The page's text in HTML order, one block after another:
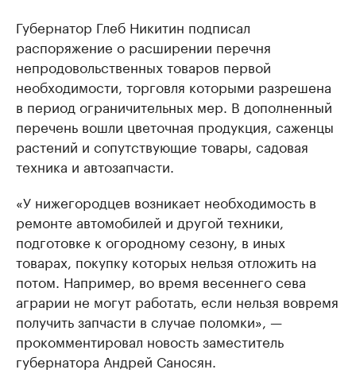
Губернатор Глеб Никитин подписал
распоряжение о расширении перечня
непродовольственных товаров первой
необходимости, торговля которыми разрешена
в период ограничительных мер. В дополненный
перечень вошли цветочная продукция, саженцы
растений и сопутствующие товары, садовая
техника и автозапчасти.
«У нижегородцев возникает необходимость в
ремонте автомобилей и другой техники,
подготовке к огородному сезону, в иных
товарах, покупку которых нельзя отложить на
потом. Например, во время весеннего сева
аграрии не могут работать, если нельзя вовремя
получить запчасти в случае поломки», —
прокомментировал новость заместитель
губернатора Андрей Саносян.